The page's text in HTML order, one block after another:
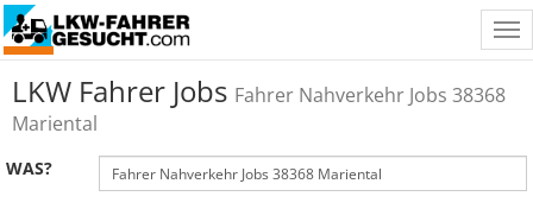
LKW Fahrer Jobs Fahrer Nahverkehr Jobs 38368
Mariental
WAS?